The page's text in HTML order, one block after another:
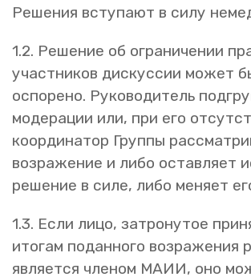
Решения вступают в силу
1.2. Решение об ограничении
участников дискуссии может
оспорено. Руководитель
модерации или, при его
координатор Группы
возражение и либо оставляет
решение в силе, либо меняет
1.3. Если лицо, затронутое
итогам поданного возражения
является членом МАИИ, оно